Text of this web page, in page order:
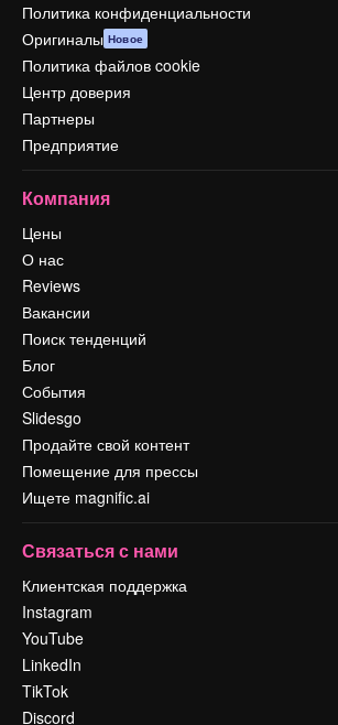
Политика конфиденциальности
Оригиналы Новое
Политика файлов cookie
Центр доверия
Партнеры
Предприятие
Компания
Цены
О нас
Reviews
Вакансии
Поиск тенденций
Блог
События
Slidesgo
Продайте свой контент
Помещение для прессы
Ищете magnific.ai
Связаться с нами
Клиентская поддержка
Instagram
YouTube
LinkedIn
TikTok
Discord